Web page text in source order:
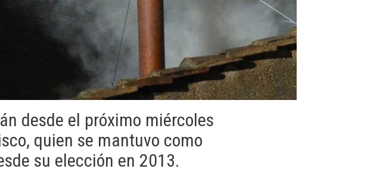
desde el próximo miércoles
quien se mantuvo como
su elección en 2013.